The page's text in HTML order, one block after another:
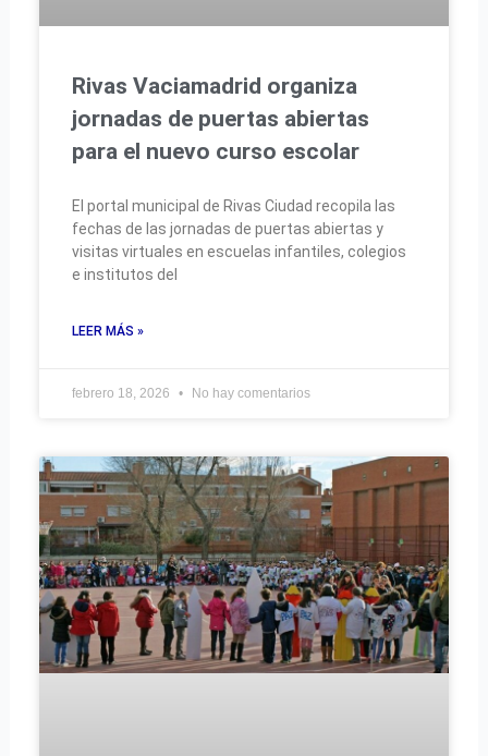
Rivas Vaciamadrid organiza
jornadas de puertas abiertas
para el nuevo curso escolar
El portal municipal de Rivas Ciudad recopila las
fechas de las jornadas de puertas abiertas y
visitas virtuales en escuelas infantiles, colegios
e institutos del
LEER MÁS »
febrero 18, 2026 No hay comentarios